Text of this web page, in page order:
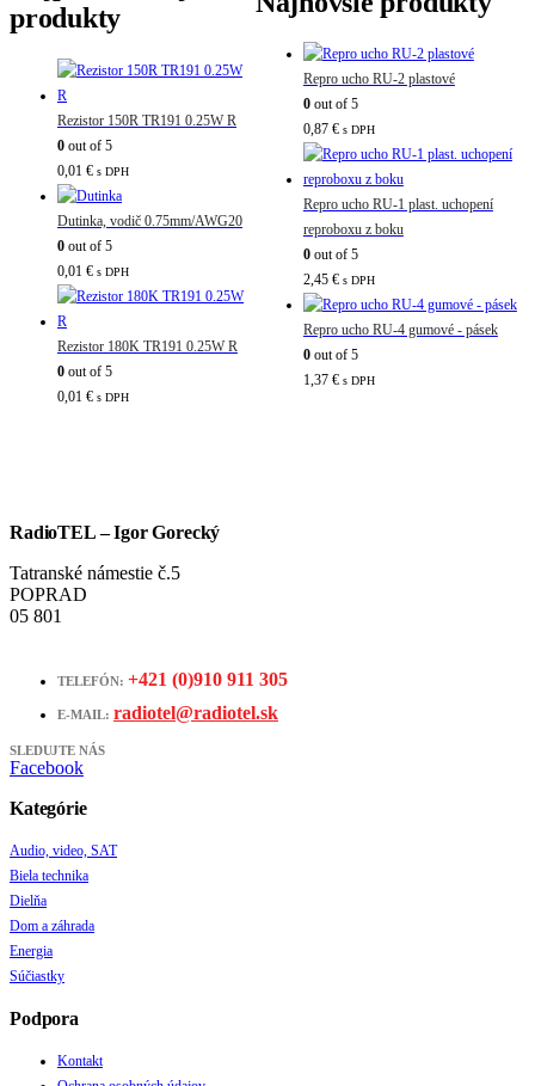
produkty
Rezistor 150R TR191 0.25W R
0 out of 5
0,01 € s DPH
Dutinka, vodič 0.75mm/AWG20
0 out of 5
0,01 € s DPH
Rezistor 180K TR191 0.25W R
0 out of 5
0,01 € s DPH
Repro ucho RU-2 plastové
0out of 5
0,87 € s DPH
Repro ucho RU-1 plast. uchopení
reproboxu z boku
0out of 5
2,45 € s DPH
Repro ucho RU-4 gumové - pásek
0out of 5
1,37 € s DPH
RadioTEL – Igor Gorecký
Tatranské námestie č.5
POPRAD
05 801
TELEFÓN: +421 (0)910 911 305
E-MAIL: radiotel@radiotel.sk
SLEDUJTE NÁS
Facebook
Kategórie
Audio, video, SAT
Biela technika
Dielňa
Dom a záhrada
Energia
Súčiastky
Podpora
Kontakt